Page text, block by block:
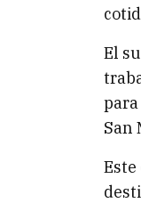
El
para
San